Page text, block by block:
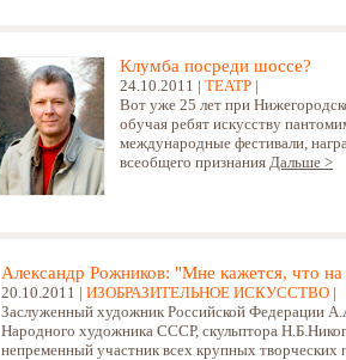
Клумба посреди шоссе?
24.10.2011 | ТЕАТР |
Вот уже 25 лет при
обучая ребят искусству
международные фестивали,
всеобщего признания Дальше >
Александр Рожников: "Мне кажется, что
20.10.2011 | ИЗОБРАЗИТЕЛЬНОЕ ИСКУССТВО |
Заслуженный художник Российской Федерации
Народного художника СССР, скульптора
непременный участник всех крупных